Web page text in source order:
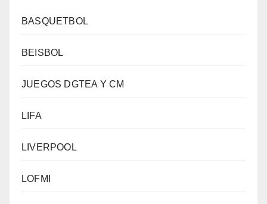
BASQUETBOL
BEISBOL
JUEGOS DGTEA Y CM
LIFA
LIVERPOOL
LOFMI